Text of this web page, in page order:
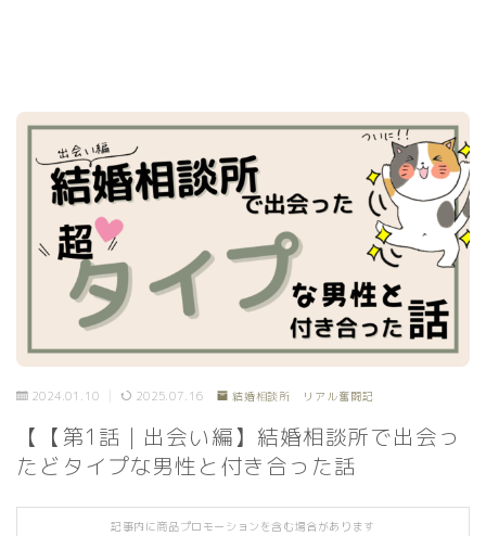
2024.01.10 2025.07.16 結婚相談所 リアル奮闘記
【【第1話｜出会い編】結婚相談所で出会っ
たどタイプな男性と付き合った話
記事内に商品プロモーションを含む場合があります